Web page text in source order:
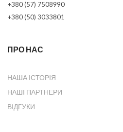
+380 (57) 7508990
+380 (50) 3033801
ПРО НАС
НАША ІСТОРІЯ
НАШІ ПАРТНЕРИ
ВІДГУКИ